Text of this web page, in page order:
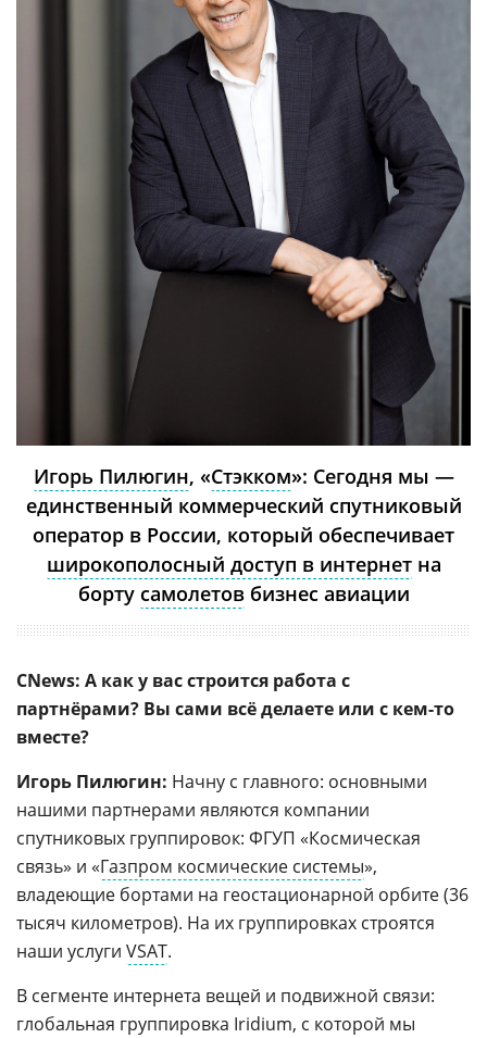
Игорь Пилюгин, «Стэкком»: Сегодня мы —
единственный коммерческий спутниковый
оператор в России, который обеспечивает
широкополосный доступ в интернетна
борту самолетовбизнес авиации
CNews: А как у вас строится работа с
партнёрами? Вы сами всё делаете или с кем-то
вместе?
Игорь Пилюгин: Начну с главного: основными
нашими партнерами являются компании
спутниковых группировок: ФГУП «Космическая
связь» и «Газпром космические системы»,
владеющие бортами на геостационарной орбите (36
тысяч километров). На их группировках строятся
наши услуги VSAT.
В сегменте интернета вещей и подвижной связи:
глобальная группировка Iridium, с которой мы